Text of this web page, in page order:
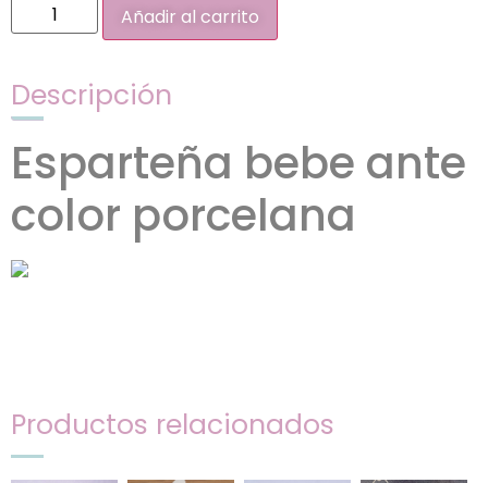
Añadir al carrito
Descripción
Esparteña bebe ante
color porcelana
Productos relacionados